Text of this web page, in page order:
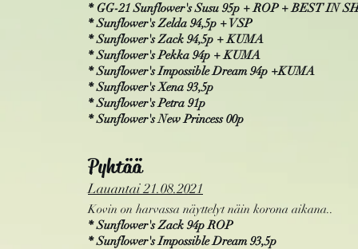
* GG-21 Sunflower's Susu 95p + ROP + BEST IN
* Sunflower's Zelda 94,5p + VSP
* Sunflower's Zack 94,5p + KUMA
* Sunflower's Pekka 94p + KUMA
* Sunflower's Impossible Dream 94p +KUMA
* Sunflower's Xena 93,5p
* Sunflower's Petra 91p
* Sunflower's New Princess 00p
Pyhtää
Lauantai21.08.2021
Kovin on harvassa näyttelyt näin korona aikana..
* Sunflower's Zack 94p ROP
* Sunflower's Impossible Dream 93,5p